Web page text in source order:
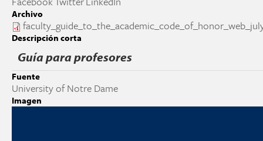
Archivo
Descripción corta
Guía para profesores
Fuente
University of Notre Dame
Imagen